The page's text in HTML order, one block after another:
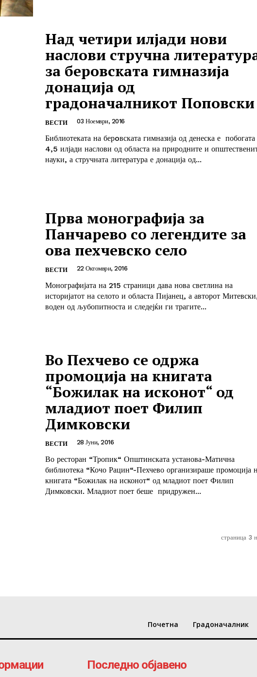
Над четири илјади нови
наслови стручна
за беровската гимназија
донација од
градоначалникот Поповски
ВЕСТИ 03 Ноември, 2016
Библиотеката на берoвската гимназија од денеска е побогата
4,5 илјади наслови од областа на природните и
науки, а стручната литература е донација од...
Прва монографија за
Панчарево со легендите за
ова пехчевско село
ВЕСТИ 22 Октомври, 2016
Монографијата на 215 страници дава нова светлина на
историјатот на селото и областа Пијанец, а авторот
воден од љубопитноста и следејќи ги трагите...
Во Пехчево се одржа
промоција на книгата
“Божилак на исконот“ од
младиот поет Филип
Димковски
ВЕСТИ 28 Јуни, 2016
Во ресторан “Тропик“ Општинската установа-Матична
библиотека “Кочо Рацин“-Пехчево организираше промоција
книгата “Божилак на исконот“ од младиот поет Филип
Димковски. Младиот поет беше придружен...
страница 3
Почетна Градоначалник
Последно објавено